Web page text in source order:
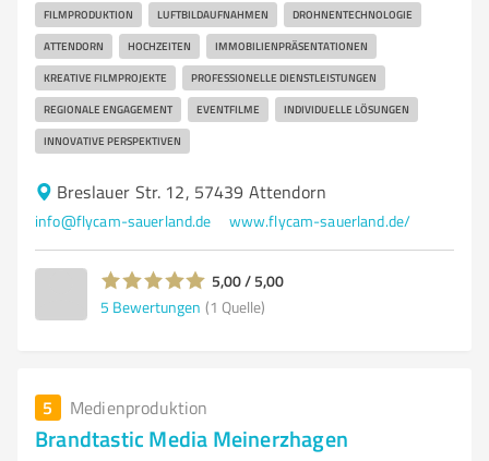
FILMPRODUKTION LUFTBILDAUFNAHMEN DROHNENTECHNOLOGIE
ATTENDORN HOCHZEITEN IMMOBILIENPRÄSENTATIONEN
KREATIVE FILMPROJEKTE PROFESSIONELLE DIENSTLEISTUNGEN
REGIONALE ENGAGEMENT EVENTFILME INDIVIDUELLE LÖSUNGEN
INNOVATIVE PERSPEKTIVEN
Breslauer Str. 12, 57439 Attendorn
info@flycam-sauerland.de www.flycam-sauerland.de/
5,00 / 5,00
5 Bewertungen (1 Quelle)
5 Medienproduktion
Brandtastic Media Meinerzhagen